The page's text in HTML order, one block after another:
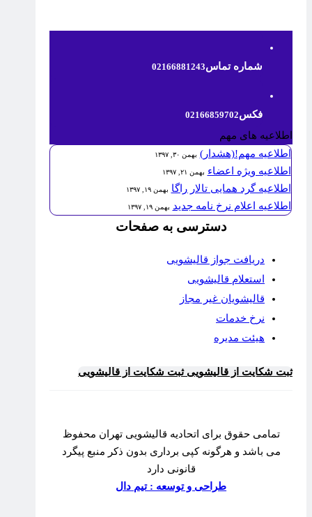
شماره تماس02166881243
فکس02166859702
اطلاعیه های مهم
اطلاعیه مهم!(هشدار) بهمن ۳۰, ۱۳۹۷
اطلاعیه ویژه اعضاء بهمن ۲۱, ۱۳۹۷
اطلاعیه گرد همایی تالار راگا بهمن ۱۹, ۱۳۹۷
اطلاعیه اعلام نرخ نامه جدید بهمن ۱۹, ۱۳۹۷
دسترسی به صفحات
دریافت جواز قالیشویی
استعلام قالیشویی
قالیشویان غیر مجاز
نرخ خدمات
هیئت مدیره
ثبت شکایت از قالیشوییثبت شکایت از قالیشویی
تمامی حقوق برای اتحادیه قالیشویی تهران محفوظ
می باشد و هرگونه کپی برداری بدون ذکر منبع پیگرد
قانونی دارد
طراحی و توسعه : تیم دال